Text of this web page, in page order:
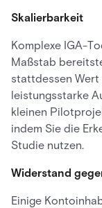
Skalierbarkeit
Komplexe IGA-
Maßstab
stattdessen
leistungsstarke
kleinen
indem Sie die
Studie nutzen.
Widerstand
Einige